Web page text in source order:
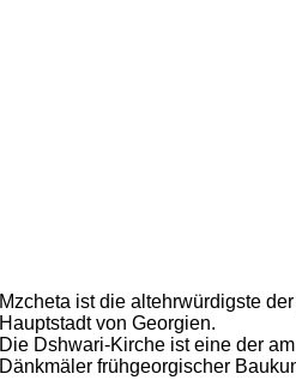
Mzcheta ist die altehrwürdigste
Hauptstadt von Georgien.
Die Dshwari-Kirche ist eine der
Dänkmäler frühgeorgischer